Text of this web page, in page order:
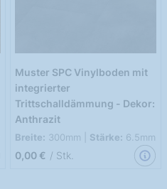
Muster SPC Vinylboden mit
integrierter
Trittschalldämmung - Dekor:
Anthrazit
Breite: 300mm | Stärke: 6.5mm
0,00 € / Stk.